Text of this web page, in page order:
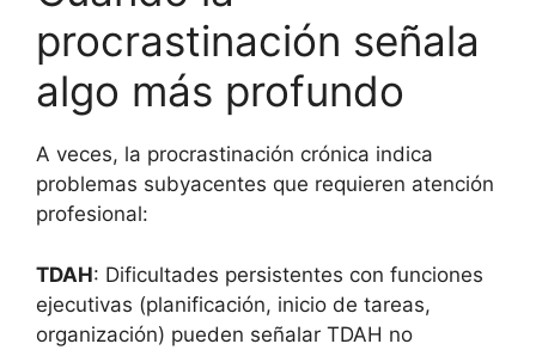
procrastinación señala
algo más profundo
A veces, la procrastinación crónica indica
problemas subyacentes que requieren atención
profesional:
TDAH: Dificultades persistentes con funciones
ejecutivas (planificación, inicio de tareas,
organización) pueden señalar TDAH no